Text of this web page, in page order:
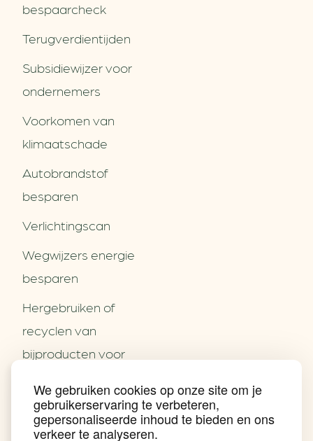
We gebruiken cookies op onze site om je
gebruikerservaring te verbeteren,
gepersonaliseerde inhoud te bieden en ons
verkeer te analyseren.
Partners
Contact
Nieuws
Praktijkverhalen
Events
Nieuwsbrief
bespaarcheck
Terugverdien­tijden
Subsidiewijzer voor
ondernemers
Voorkomen van
klimaatschade
Autobrandstof
besparen
Verlichtingscan
Wegwijzers energie
besparen
Hergebruiken of
recyclen van
bijproducten voor
Energie besparen op
uw PC